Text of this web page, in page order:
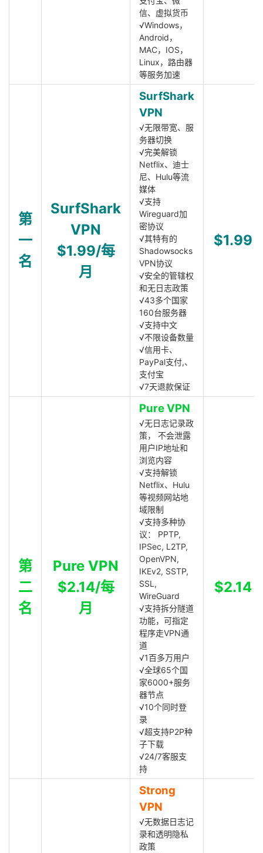
信、虚拟货币
√Windows，
Android，
MAC，IOS，
Linux，路由器
等服务加速
第
一
名
SurfShark
VPN
$1.99/每
月
SurfShark
VPN
√无限带宽、服
务器切换
√完美解锁
Netflix、迪士
尼、Hulu等流
媒体
√支持
Wireguard加
密协议
√其特有的
Shadowsocks
VPN协议
√安全的管辖权
和无日志政策
√43多个国家
160台服务器
√支持中文
√不限设备数量
√信用卡、
PayPal支付,、
支付宝
√7天退款保证
$1.99
第
二
名
Pure VPN
$2.14/每
月
Pure VPN
√无日志记录政
策， 不会泄露
用户IP地址和
浏览内容
√支持解锁
Netflix、Hulu
等视频网站地
域限制
√支持多种协
议： PPTP,
IPSec, L2TP,
OpenVPN,
IKEv2, SSTP,
SSL,
WireGuard
√支持拆分隧道
功能，可指定
程序走VPN通
道
√1百多万用户
√全球65个国
家6000+服务
器节点
√10个同时登
录
√超支持P2P种
子下载
√24/7客服支
持
$2.14
Strong
VPN
√无数据日志记
录和透明隐私
政策